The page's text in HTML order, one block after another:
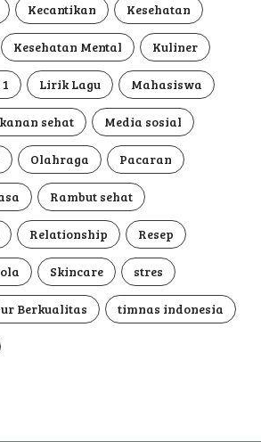
Kecantikan Kesehatan
Kesehatan Mental Kuliner
Lirik Lagu Mahasiswa
sehat Media sosial
Olahraga Pacaran
Rambut sehat
Relationship Resep
Skincare stres
Berkualitas timnas indonesia